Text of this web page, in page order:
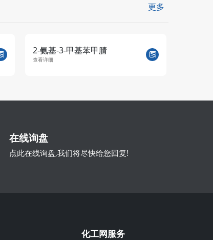
更多
2-氨基-3-甲基苯甲腈
查看详细
在线询盘
点此在线询盘,我们将尽快给您回复!
化工网服务